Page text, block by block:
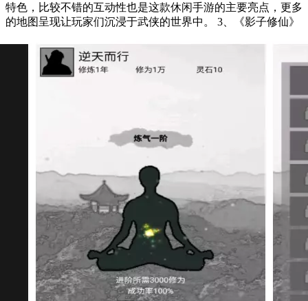
特色，比较不错的互动性也是这款休闲手游的主要亮点，更多
的地图呈现让玩家们沉浸于武侠的世界中。 3、《影子修仙》